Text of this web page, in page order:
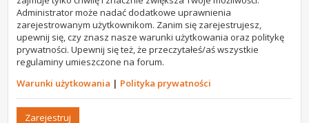
Administrator może nadać dodatkowe uprawnienia
zarejestrowanym użytkownikom. Zanim się zarejestrujesz,
upewnij się, czy znasz nasze warunki użytkowania oraz politykę
prywatności. Upewnij się też, że przeczytałeś/aś wszystkie
regulaminy umieszczone na forum.
Warunki użytkowania | Polityka prywatności
Zarejestruj